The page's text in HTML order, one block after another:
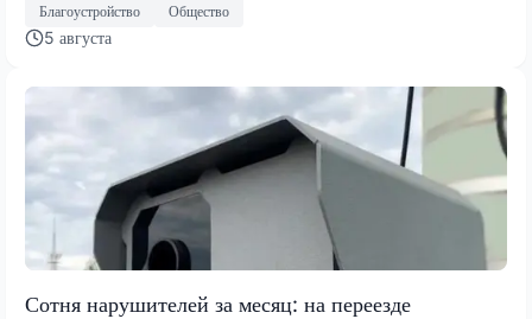
Благоустройство Общество
5 августа
Сотня нарушителей за месяц: на переезде